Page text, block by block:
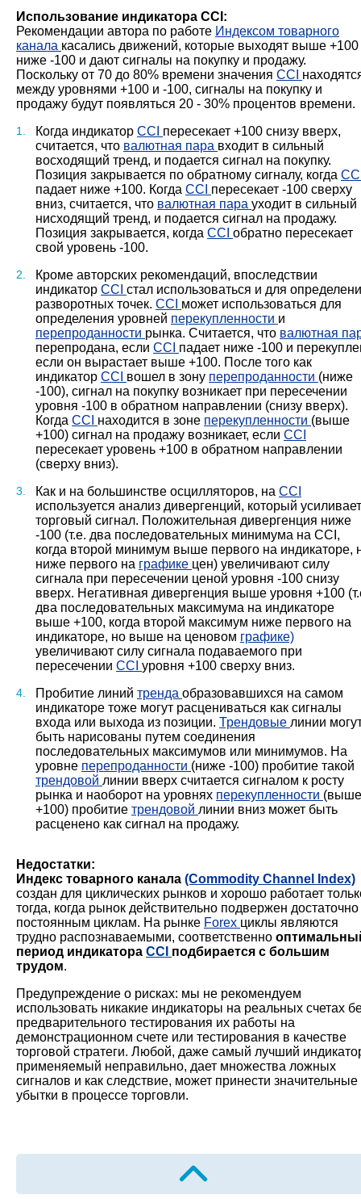
Использование индикатора CCI:
Рекомендации автора по работе Индексом товарного
канала касались движений, которые выходят выше +100
ниже -100 и дают сигналы на покупку и продажу.
Поскольку от 70 до 80% времени значения CCI
между уровнями +100 и -100, сигналы на покупку и
продажу будут появляться 20 - 30% процентов времени.
Когда индикатор CCI пересекает +100 снизу вверх,
считается, что валютная пара входит в сильный
восходящий тренд, и подается сигнал на покупку.
Позиция закрывается по обратному сигналу, когда
падает ниже +100. Когда CCI пересекает -100 сверху
вниз, считается, что валютная пара уходит в сильный
нисходящий тренд, и подается сигнал на продажу.
Позиция закрывается, когда CCI обратно пересекает
свой уровень -100.
Кроме авторских рекомендаций, впоследствии
индикатор CCI стал использоваться и для
разворотных точек. CCI может использоваться для
определения уровней перекупленности и
перепроданности рынка. Считается, что валютная
перепродана, если CCI падает ниже -100 и
если он вырастает выше +100. После того как
индикатор CCI вошел в зону перепроданности (ниже
-100), сигнал на покупку возникает при пересечении
уровня -100 в обратном направлении (снизу вверх).
Когда CCI находится в зоне перекупленности (выше
+100) сигнал на продажу возникает, если CCI
пересекает уровень +100 в обратном направлении
(сверху вниз).
Как и на большинстве осцилляторов, на CCI
используется анализ дивергенций, который усиливает
торговый сигнал. Положительная дивергенция ниже
-100 (т.е. два последовательных минимума на CCI,
когда второй минимум выше первого на индикаторе,
ниже первого на графике цен) увеличивают силу
сигнала при пересечении ценой уровня -100 снизу
вверх. Негативная дивергенция выше уровня +100
два последовательных максимума на индикаторе
выше +100, когда второй максимум ниже первого на
индикаторе, но выше на ценовом графике)
увеличивают силу сигнала подаваемого при
пересечении CCI уровня +100 сверху вниз.
Пробитие линий тренда образовавшихся на самом
индикаторе тоже могут расцениваться как сигналы
входа или выхода из позиции. Трендовые линии
быть нарисованы путем соединения
последовательных максимумов или минимумов. На
уровне перепроданности (ниже -100) пробитие такой
трендовой линии вверх считается сигналом к росту
рынка и наоборот на уровнях перекупленности (выше
+100) пробитие трендовой линии вниз может быть
расценено как сигнал на продажу.
Недостатки:
Индекс товарного канала (Commodity Channel Index)
создан для циклических рынков и хорошо работает
тогда, когда рынок действительно подвержен достаточно
постоянным циклам. На рынке Forex циклы являются
трудно распознаваемыми, соответственно
период индикатора CCI подбирается с большим
трудом.
Предупреждение о рисках: мы не рекомендуем
использовать никакие индикаторы на реальных счетах
предварительного тестирования их работы на
демонстрационном счете или тестирования в качестве
торговой стратеги. Любой, даже самый лучший
применяемый неправильно, дает множества ложных
сигналов и как следствие, может принести значительные
убытки в процессе торговли.